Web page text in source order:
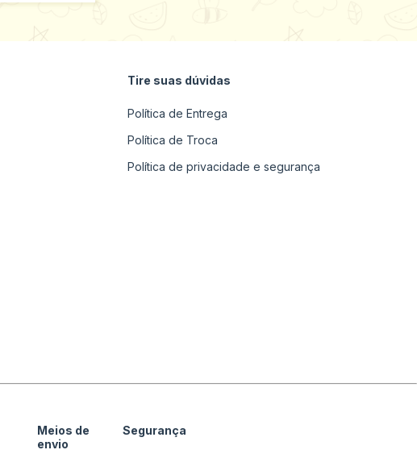
Tire suas dúvidas
Política de Entrega
Política de Troca
Política de privacidade e segurança
Meios de
envio
Segurança